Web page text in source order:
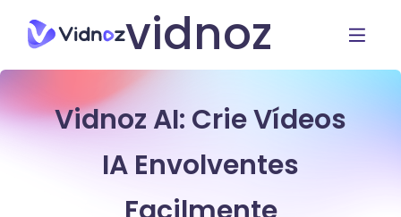
vidnoz
Vidnoz AI: Crie Vídeos
IA Envolventes